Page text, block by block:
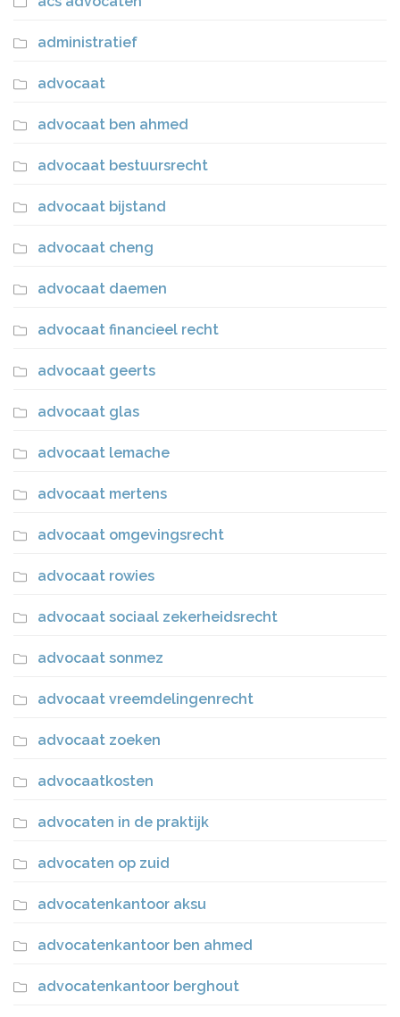
administratief
advocaat
advocaat ben ahmed
advocaat bestuursrecht
advocaat bijstand
advocaat cheng
advocaat daemen
advocaat financieel recht
advocaat geerts
advocaat glas
advocaat lemache
advocaat mertens
advocaat omgevingsrecht
advocaat rowies
advocaat sociaal zekerheidsrecht
advocaat sonmez
advocaat vreemdelingenrecht
advocaat zoeken
advocaatkosten
advocaten in de praktijk
advocaten op zuid
advocatenkantoor aksu
advocatenkantoor ben ahmed
advocatenkantoor berghout